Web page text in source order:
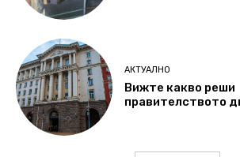
АКТУАЛНО
Вижте какво реши
правителството